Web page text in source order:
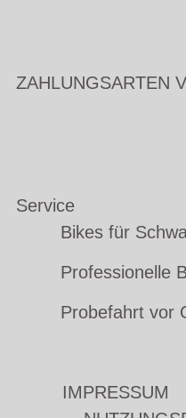
ZAHLUNGSARTEN
Service
Bikes für
Professionelle
Probefahrt vor
IMPRESSUM